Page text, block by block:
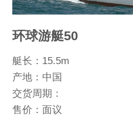
环球游艇50
艇长：15.5m
产地：中国
交货周期：
售价：面议